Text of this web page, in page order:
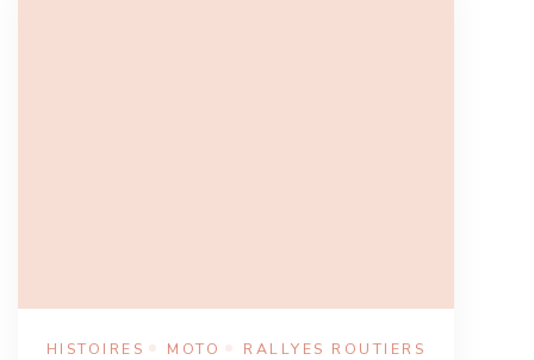
HISTOIRES MOTO RALLYES ROUTIERS